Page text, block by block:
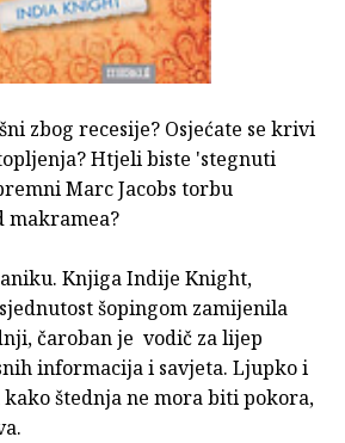
zbog recesije? Osjećate se krivi
Htjeli biste 'stegnuti
Marc Jacobs torbu
makramea?
Knjiga Indije Knight,
šopingom zamijenila
čaroban je vodič za lijep
informacija i savjeta. Ljupko i
štednja ne mora biti pokora,